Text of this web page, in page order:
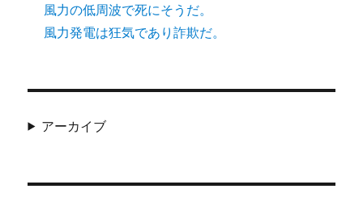
風力の低周波で死にそうだ。
風力発電は狂気であり詐欺だ。
アーカイブ